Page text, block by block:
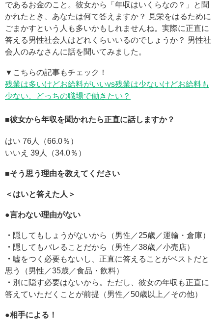
であるお金のこと。彼女から「年収はいくらなの？」と聞
かれたとき、あなたは何て答えますか？ 見栄をはるために
ごまかすという人も多いかもしれませんね。実際に正直に
答える男性社会人はどれくらいいるのでしょうか？ 男性社
会人のみなさんに話を聞いてみました。
▼こちらの記事もチェック！
残業は多いけどお給料がいいvs残業は少ないけどお給料も
少ない、どっちの職場で働きたい？
■彼女から年収を聞かれたら正直に話しますか？
はい 76人（66.0％）
いいえ 39人（34.0％）
■そう思う理由を教えてください
＜はいと答えた人＞
●言わない理由がない
・ 隠してもしょうがないから（男性／25歳／運輸・倉庫）
・ 隠してもバレることだから（男性／38歳／小売店）
・ 嘘をつく必要もないし、正直に答えることがベストだと
思う（男性／35歳／食品・飲料）
・ 別に隠す必要はないから。ただし、彼女の年収も正直に
答えていただくことが前提（男性／50歳以上／その他）
●相手による！